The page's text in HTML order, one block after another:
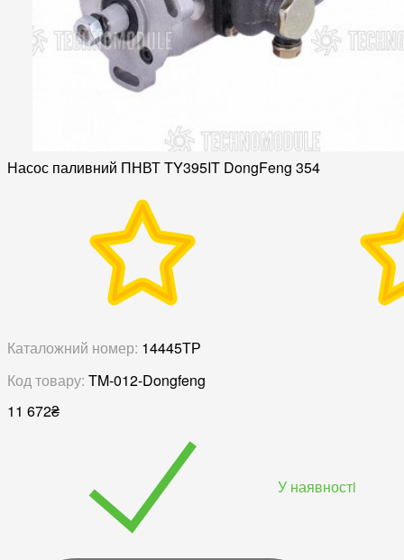
Насос паливний ПНВТ TY395IT DongFeng 354
Каталожний номер: 14445ТР
Код товару: TM-012-Dongfeng
11 672₴
У наявностi